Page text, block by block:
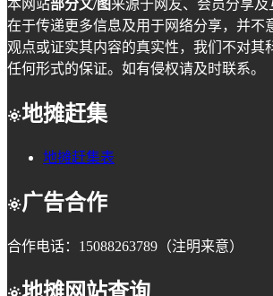
本网站部分文/图来源于网友、会员分享
在于传递更多信息及用于网络分享，并不
观点或证实其内容的真实性，我们不对其
任何形式的保证。如有侵权请及时联系。
地摊赶集
地摊赶集表
广告合作
合作电话：15088263789（注明来意）